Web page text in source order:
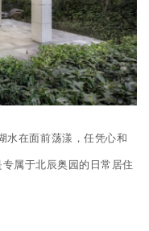
水在面前荡漾，任凭心和
属于北辰奥园的日常居住